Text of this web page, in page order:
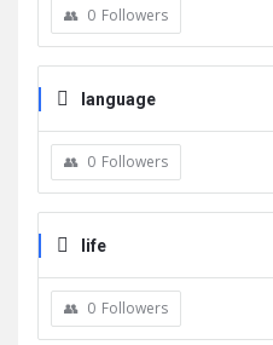
0 Followers
language
0 Followers
life
0 Followers